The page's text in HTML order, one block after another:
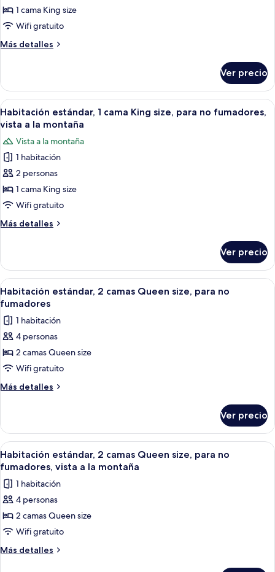
fumadores
de
Habitación
estándar,
1
King
size,
para
no
fumadores
1 cama King size
Wifi gratuito
Más detalles
Más
estándar,
cama
King
para
no
fumadores
Ver precio
Abrir
todas
fotos
de
Habitación
estándar,
1
cama
King
para
no
fumadores,
vista
a
la
montaña
Habitación de hotel con una cama
6
Habitación estándar, 1 cama King size, para no fumadores,
vista a la montaña
Vista a la montaña
1 habitación
2 personas
1 cama King size
Wifi gratuito
Más detalles
Más
estándar,
cama
King
para
no
fumadores,
vista
a
montaña
Ver precio
Abrir
todas
las
fotos
de
Habitación
estándar,
2
size,
para
no
fumadores
Habitación de hotel con dos camas,
3
Habitación estándar, 2 camas Queen size, para no
fumadores
1 habitación
4 personas
2 camas Queen size
Wifi gratuito
Más detalles
Más
estándar,
camas
Queen
para
no
fumadores
Ver precio
Abrir
todas
las
fotos
de
Habitación
estándar,
2
Habitación de hotel con dos camas,
3
Habitación estándar, 2 camas Queen size, para no
fumadores, vista a la montaña
1 habitación
4 personas
2 camas Queen size
Wifi gratuito
Más detalles
Más